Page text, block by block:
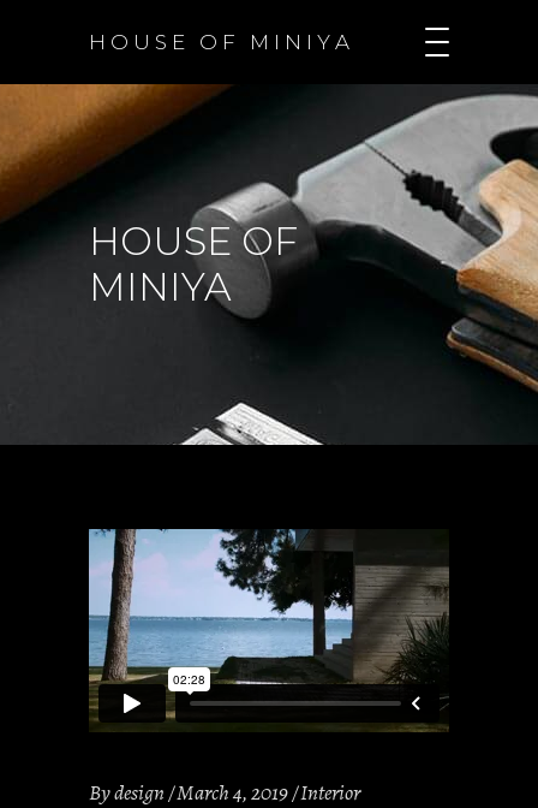
H O U S E O F M I N I Y A
HOUSE OF
MINIYA
Bydesign March 4, 2019 Interior